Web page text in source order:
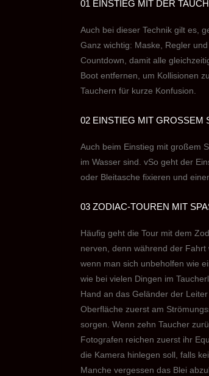
01 EINSTIEG MIT DER
Auch bei dieser Technik gilt es,
Ganz wichtig: Maske, Regler
Countdown, damit alle
Boot entfernen, um Kollisionen
Tauchern für kurze Konfusion.
02 EINSTIEG MIT GROSSEM
Auch beim Einstieg mit großem
im Wasser sind. vSo geht der
oder Bleitasche fixieren und
03 ZODIAC-TOUREN MIT
Häufig geht die Tour mit dem
nerven, denn während der
wenn man sich unbeholfen wie
wie bei vielen Dingen im
Hand an das Geländer der
Oberfläche zuerst am
sorgen. Wenn zehn Taucher
Fotografen reichen zuerst ihr
die Kamera hinlegen soll, falls
Manche vergessen das Blei